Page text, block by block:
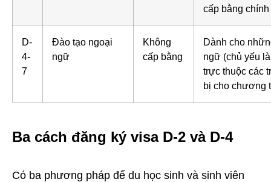
cấp bằng chính
D-
4-
7
Đào tạo ngoại
ngữ
Không
cấp bằng
Dành cho
ngữ (chủ yếu
trực thuộc các
bị cho chương
Ba cách đăng ký visa D-2 và D-4
Có ba phương pháp để du học sinh và sinh viên